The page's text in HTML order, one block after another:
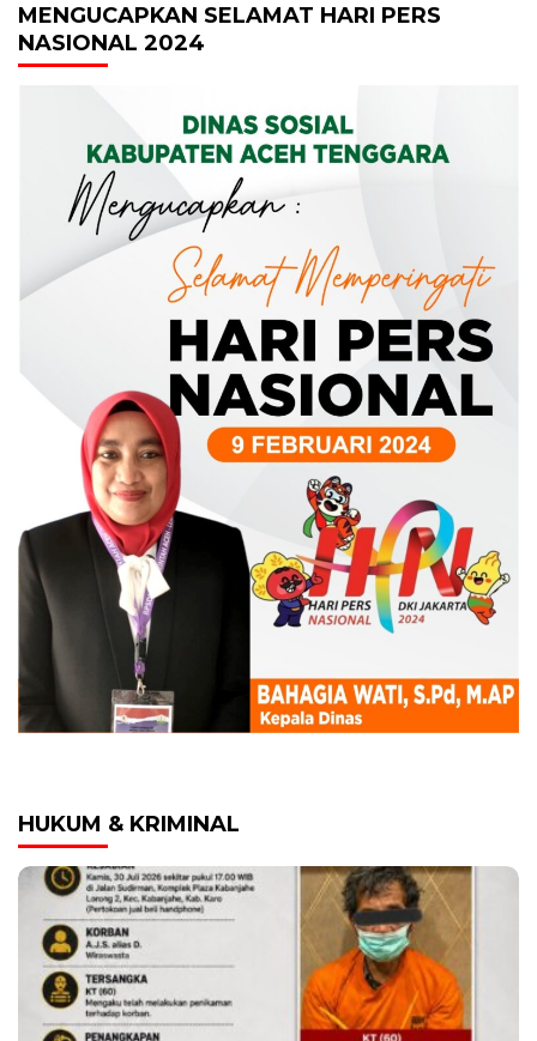
MENGUCAPKAN SELAMAT HARI PERS
NASIONAL 2024
HUKUM & KRIMINAL